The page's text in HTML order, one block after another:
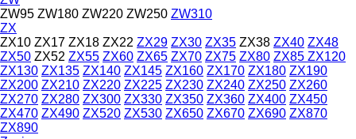
ZW95 ZW180 ZW220 ZW250 ZW310
ZX
ZX10 ZX17 ZX18 ZX22 ZX29 ZX30 ZX35 ZX38 ZX40 ZX48
ZX50 ZX52 ZX55 ZX60 ZX65 ZX70 ZX75 ZX80 ZX85 ZX120
ZX130 ZX135 ZX140 ZX145 ZX160 ZX170 ZX180 ZX190
ZX200 ZX210 ZX220 ZX225 ZX230 ZX240 ZX250 ZX260
ZX270 ZX280 ZX300 ZX330 ZX350 ZX360 ZX400 ZX450
ZX470 ZX490 ZX520 ZX530 ZX650 ZX670 ZX690 ZX870
ZX890